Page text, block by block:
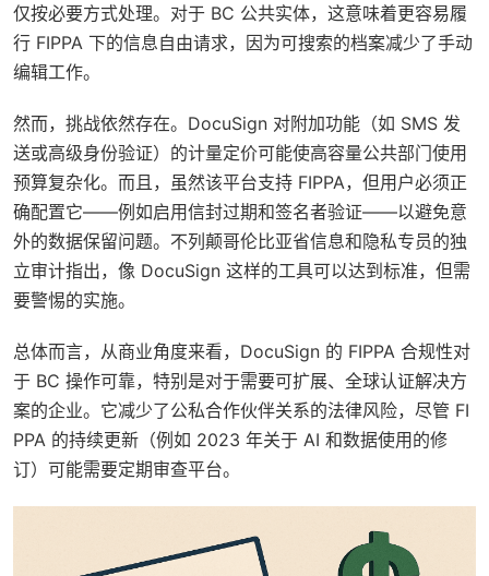
仅按必要方式处理。对于 BC 公共实体，这意味着更容易履
行 FIPPA 下的信息自由请求，因为可搜索的档案减少了手动
编辑工作。
然而，挑战依然存在。DocuSign 对附加功能（如 SMS 发
送或高级身份验证）的计量定价可能使高容量公共部门使用
预算复杂化。而且，虽然该平台支持 FIPPA，但用户必须正
确配置它——例如启用信封过期和签名者验证——以避免意
外的数据保留问题。不列颠哥伦比亚省信息和隐私专员的独
立审计指出，像 DocuSign 这样的工具可以达到标准，但需
要警惕的实施。
总体而言，从商业角度来看，DocuSign 的 FIPPA 合规性对
于 BC 操作可靠，特别是对于需要可扩展、全球认证解决方
案的企业。它减少了公私合作伙伴关系的法律风险，尽管 FI
PPA 的持续更新（例如 2023 年关于 AI 和数据使用的修
订）可能需要定期审查平台。